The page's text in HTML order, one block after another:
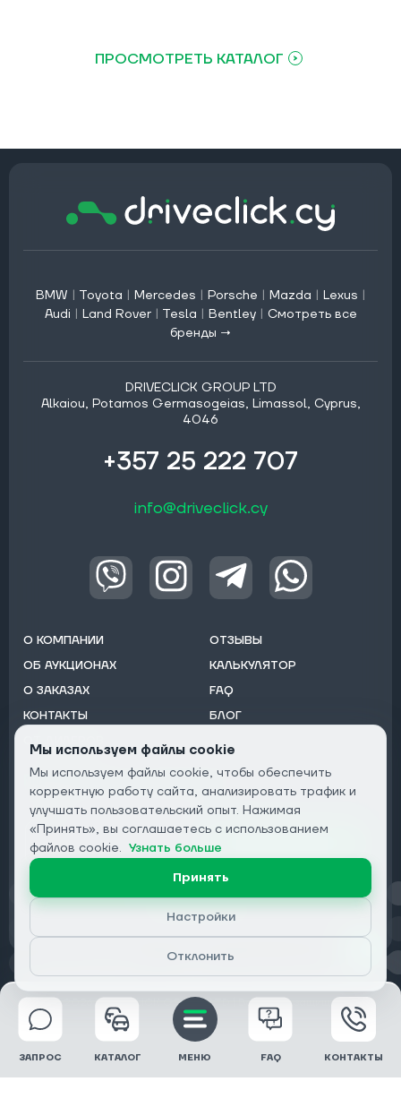
ПРОСМОТРЕТЬ КАТАЛОГ
BMW | Toyota | Mercedes | Porsche | Mazda | Lexus |
Audi | Land Rover | Tesla | Bentley | Смотреть все
бренды →
DRIVECLICK GROUP LTD
Alkaiou, Potamos Germasogeias, Limassol, Cyprus,
4046
+357 25 222 707
info@driveclick.cy
О КОМПАНИИ
ОБ АУКЦИОНАХ
О ЗАКАЗАХ
КОНТАКТЫ
ОТЗЫВЫ
КАЛЬКУЛЯТОР
FAQ
БЛОГ
Подписаться на рассылку:
Email
Конфиденциальность
© 2026 DRIVECLICK GROUP LTD | Все права защищены
ЗАПРОС КАТАЛОГ МЕНЮ FAQ КОНТАКТЫ
Мы используем файлы cookie
Мы используем файлы cookie, чтобы обеспечить
корректную работу сайта, анализировать трафик и
улучшать пользовательский опыт. Нажимая
«Принять», вы соглашаетесь с использованием
файлов cookie. Узнать больше
Принять
Настройки
Отклонить